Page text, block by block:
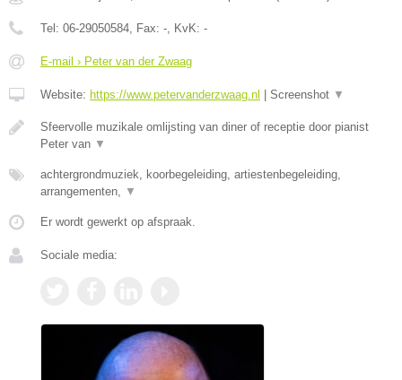
Tel: 06-29050584, Fax: -, KvK: -
E-mail › Peter van der Zwaag
Website: https://www.petervanderzwaag.nl Screenshot ▼
Sfeervolle muzikale omlijsting van diner of receptie door pianist
Peter van ▼
achtergrondmuziek, koorbegeleiding, artiestenbegeleiding,
arrangementen, ▼
Er wordt gewerkt op afspraak.
Sociale media: